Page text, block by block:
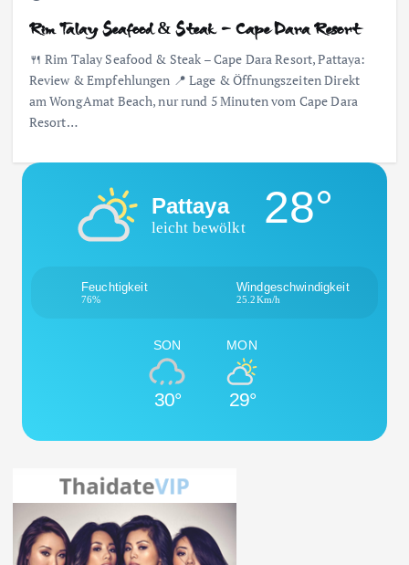
Rim Talay Seafood & Steak – Cape Dara Resort
🍴 Rim Talay Seafood & Steak – Cape Dara Resort, Pattaya:
Review & Empfehlungen 📍 Lage & Öffnungszeiten Direkt
am Wong Amat Beach, nur rund 5 Minuten vom Cape Dara
Resort…
Pattaya
leicht bewölkt 28°
Feuchtigkeit
76%
Windgeschwindigkeit
25.2Km/h
SON
30°
MON
29°